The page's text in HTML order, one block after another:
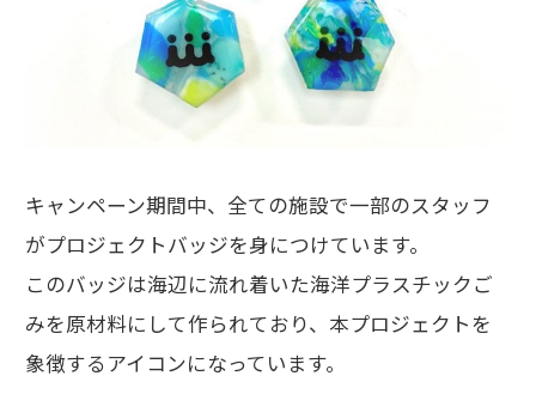
キャンペーン期間中、全ての施設で一部のスタッフ
がプロジェクトバッジを身につけています。
このバッジは海辺に流れ着いた海洋プラスチックご
みを原材料にして作られており、本プロジェクトを
象徴するアイコンになっています。